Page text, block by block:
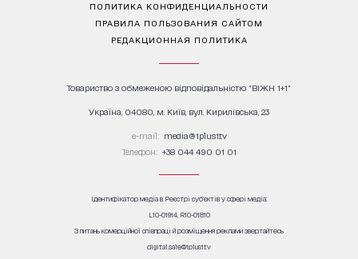
ПОЛИТИКА КОНФИДЕНЦИАЛЬНОСТИ
ПРАВИЛА ПОЛЬЗОВАНИЯ САЙТОМ
РЕДАКЦИОННАЯ ПОЛИТИКА
Товариство з обмеженою відповідальністю "ВІЖН 1+1"
Україна, 04080, м. Київ, вул. Кирилівська, 23
е-mail: media@1plus1.tv
Телефон: +38 044 490 01 01
Ідентифікатор медіа в Реєстрі суб’єктів у сфері медіа:
L10-01914, R10-01810
З питань комерційної співпраці й розміщення реклами звертайтесь
digital.sale@1plus1.tv